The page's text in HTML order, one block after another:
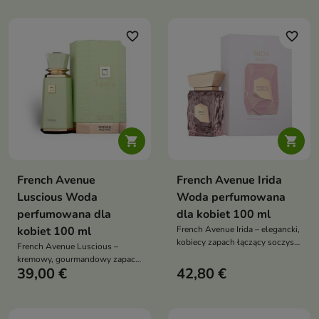

favorite_border
French Avenue
Luscious Woda
perfumowana dla
kobiet 100 ml
French Avenue Luscious –
kremowy, gourmandowy zapach
z nutą pistacji, miodu i wanilii,
39,00 €

favorite_border
French Avenue Irida
Woda perfumowana
dla kobiet 100 ml
French Avenue Irida – elegancki,
kobiecy zapach łączący soczystą
piżmowo-ambrową bazą
42,80 €